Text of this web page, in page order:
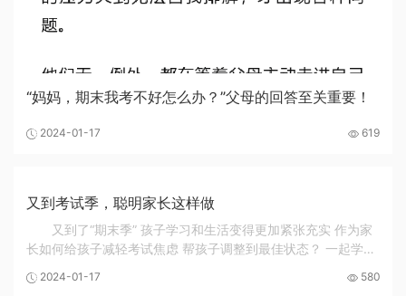
“妈妈，期末我考不好怎么办？”父母的回答至关重要！
2024-01-17 619
又到考试季，聪明家长这样做
又到了“期末季” 孩子学习和生活变得更加紧张充实 作为家
长如何给孩子减轻考试焦虑 帮孩子调整到最佳状态？ 一起学习
的学习环境，以便让孩子集中精力复...
2024-01-17 580